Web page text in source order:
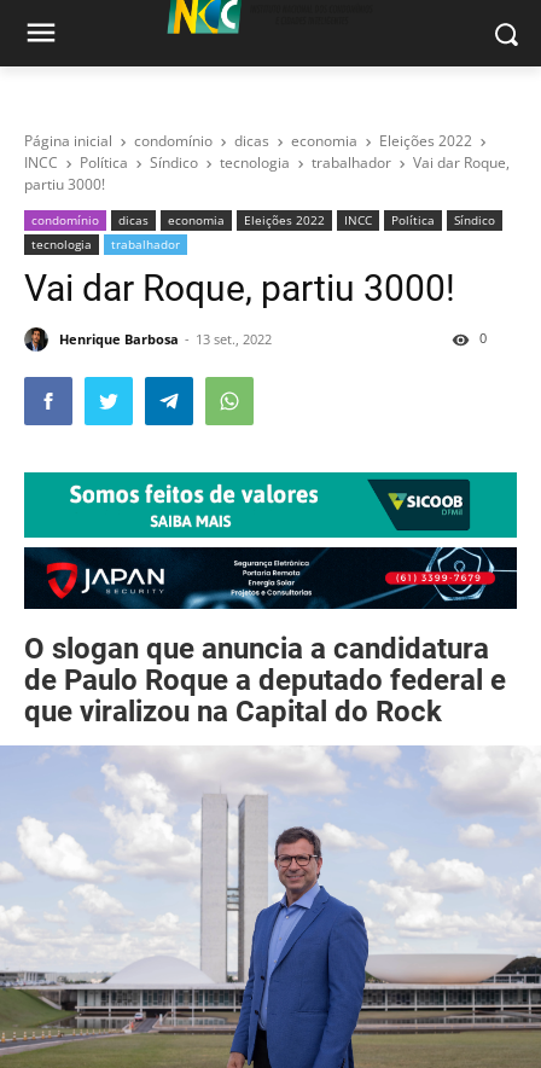
Página inicial condomínio dicas economia
Eleições 2022
INCC
Política Síndico tecnologia trabalhador
Vai dar Roque,
partiu 3000!
condomínio dicas economia Eleições 2022 INCC Política
Síndico
tecnologia
trabalhador
Vai dar Roque, partiu 3000!
Henrique Barbosa 13 set., 2022 0
O slogan que anuncia a candidatura
de Paulo Roque a deputado federal e
que viralizou na Capital do Rock